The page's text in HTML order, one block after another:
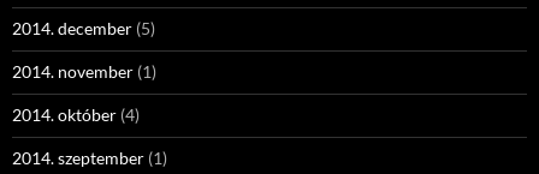
2014. december (5)
2014. november (1)
2014. október (4)
2014. szeptember (1)